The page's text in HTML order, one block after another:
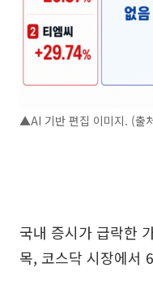
▲AI 기반 편집 이미지. (출
국내 증시가 급락한
목, 코스닥 시장에서